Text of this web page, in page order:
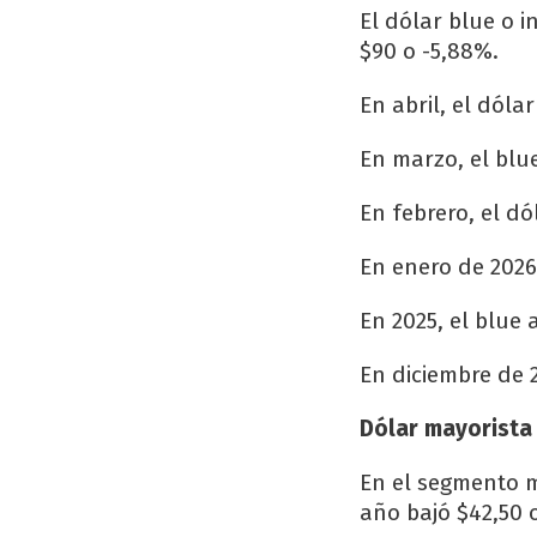
El dólar blue o
$90 o -5,88%.
En abril, el
En marzo, el
En febrero, el
En enero de
En 2025, el blue
En diciembre de
Dólar
En el segmento
año bajó $42,50